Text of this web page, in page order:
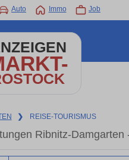
Auto Immo Job
❯ REISE-TOURISMUS
Ribnitz-